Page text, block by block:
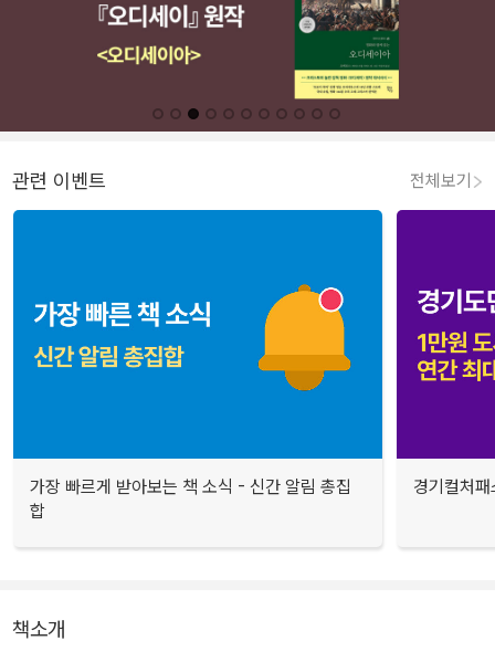
관련 이벤트 전체보기
가장 빠르게 받아보는 책 소식 - 신간 알림 총집
합
경기컬처
책소개